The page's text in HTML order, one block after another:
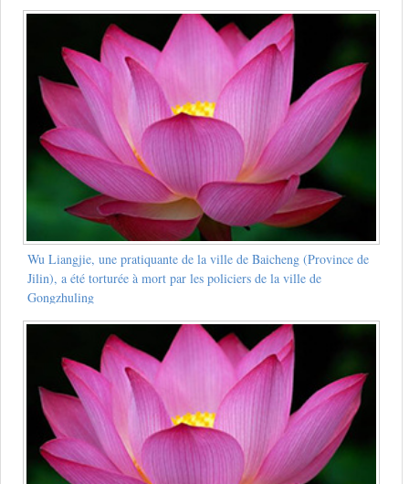
Wu Liangjie, une pratiquante de la ville de Baicheng (Province de
Jilin), a été torturée à mort par les policiers de la ville de
Gongzhuling